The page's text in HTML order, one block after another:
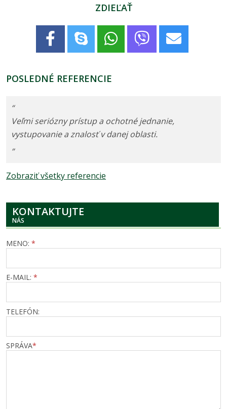
ZDIEĽAŤ
POSLEDNÉ REFERENCIE
“
Veľmi seriózny prístup a ochotné jednanie,
vystupovanie a znalosť v danej oblasti.
”
Zobraziť všetky referencie
KONTAKTUJTE
NÁS
MENO: *
E-MAIL: *
TELEFÓN:
SPRÁVA*